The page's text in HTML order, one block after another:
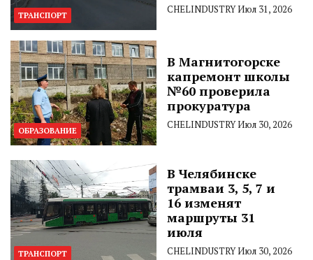
ТРАНСПОРТ CHELINDUSTRYИюл 31, 2026
ОБРАЗОВАНИЕ
В Магнитогорске
капремонт школы
№60 проверила
прокуратура
CHELINDUSTRYИюл 30, 2026
ТРАНСПОРТ
В Челябинске
трамваи 3, 5, 7 и
16 изменят
маршруты 31
июля
CHELINDUSTRYИюл 30, 2026